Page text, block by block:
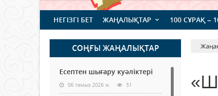
НЕГІЗГІ БЕТ ЖАҢАЛЫҚТАР 100 СҰРАҚ –
СОҢҒЫ ЖАҢАЛЫҚТАР
Есептен шығару куәліктері
06 тамыз 2026 ж. 51